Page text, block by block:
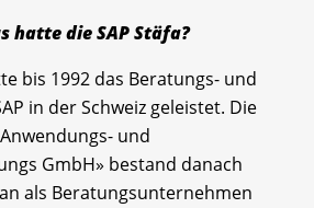
hatte die SAP Stäfa?
bis 1992 das Beratungs- und
in der Schweiz geleistet. Die
und
GmbH» bestand danach
als Beratungsunternehmen